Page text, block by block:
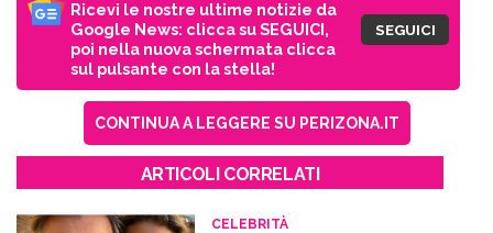
Ricevi le nostre ultime notizie da
Google News: clicca su SEGUICI,
poi nella nuova schermata clicca
sul pulsante con la stella!
SEGUICI
CONTINUA A LEGGERE SU PERIZONA.IT
ARTICOLI CORRELATI
CELEBRITÀ